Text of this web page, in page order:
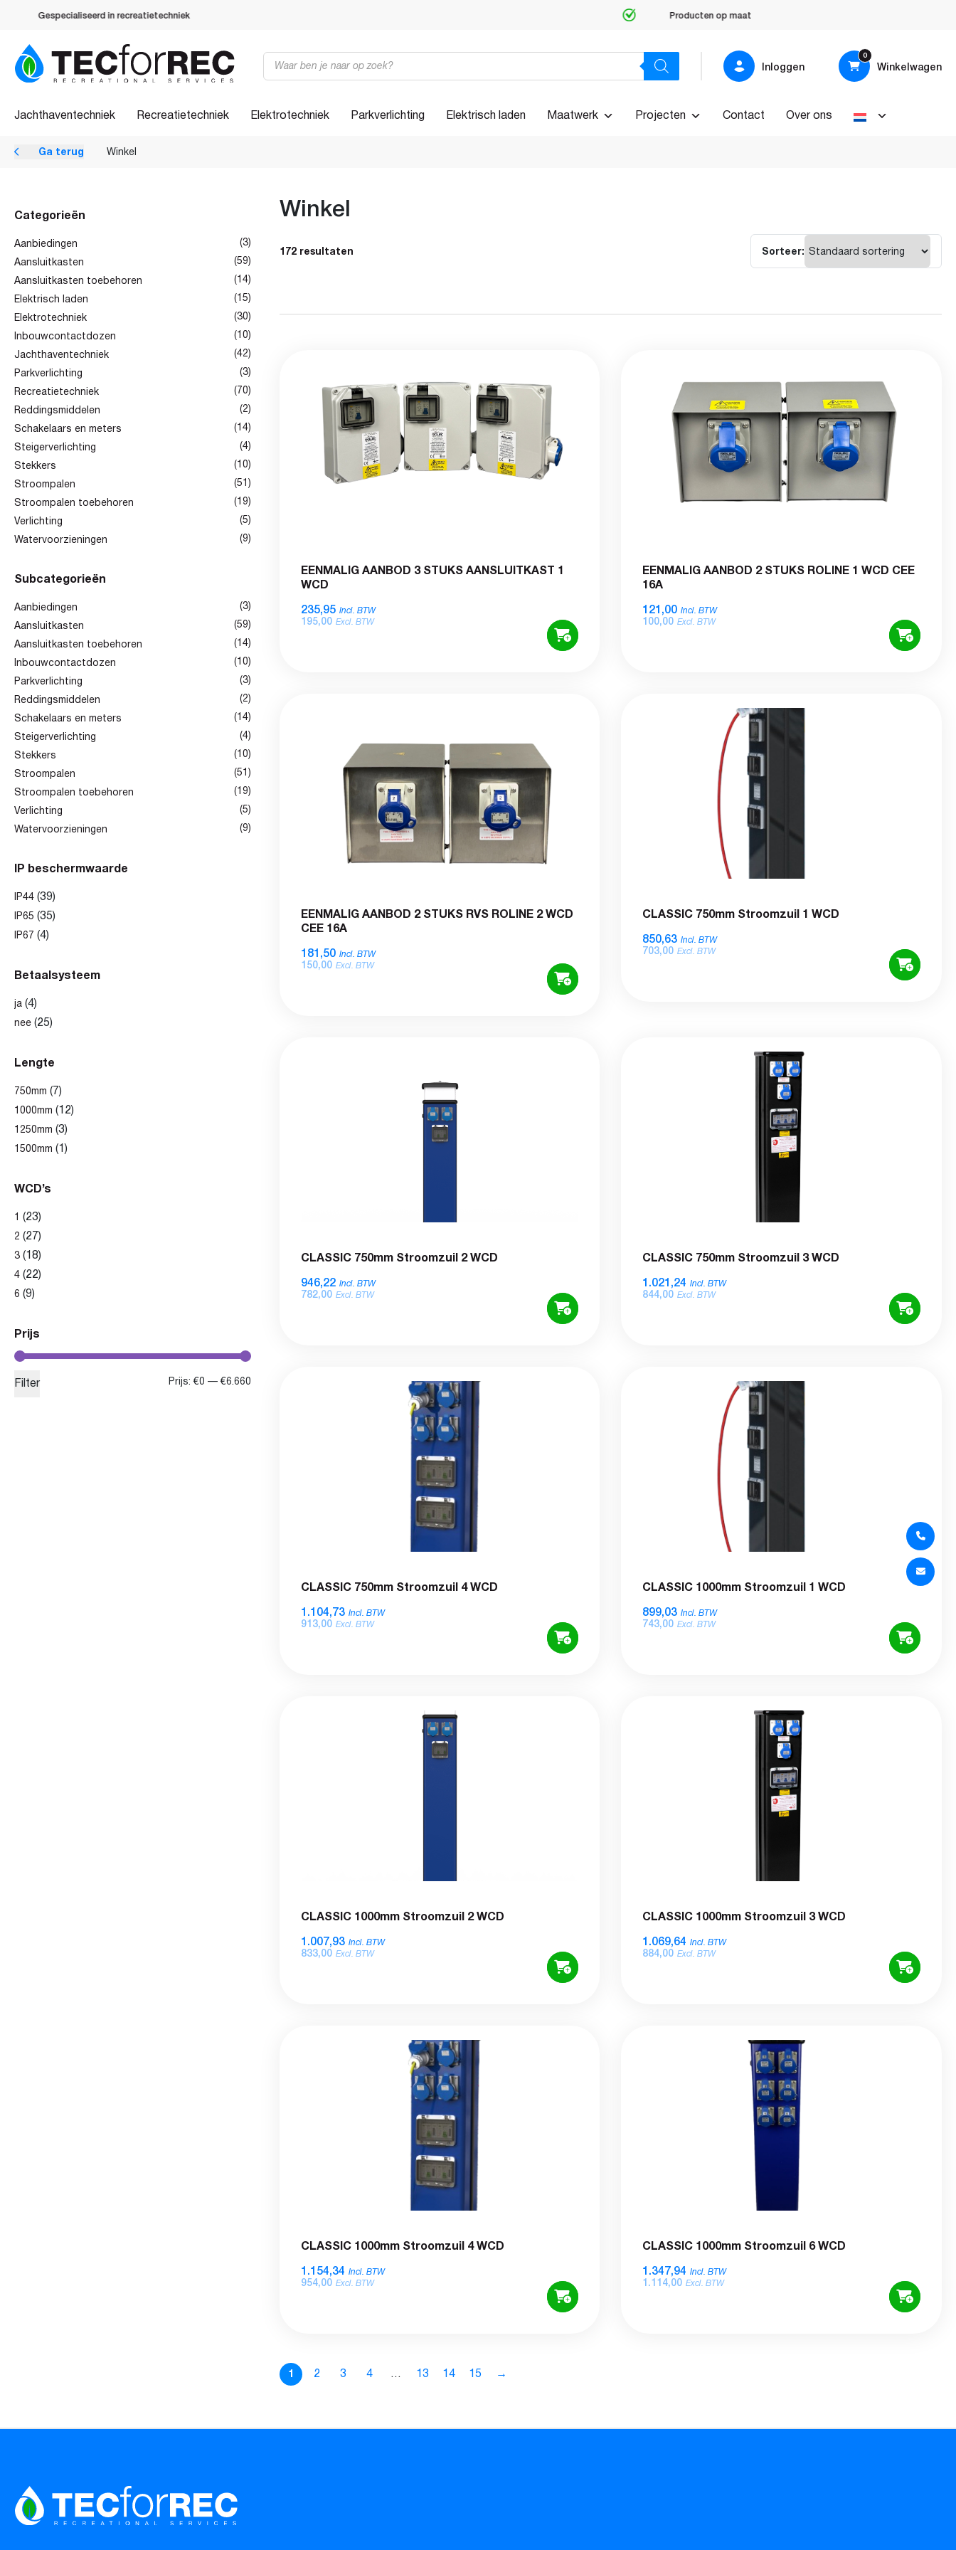
Gespecialiseerd in recreatietechniek Producten op maat
Producten
zoeken Inloggen
0
Winkelwagen
Jachthaventechniek Recreatietechniek Elektrotechniek Parkverlichting Elektrisch laden Maatwerk Projecten Contact Over ons
Ga terug Winkel
Categorieën
Aanbiedingen
(3)
Aansluitkasten
(59)
Aansluitkasten toebehoren
(14)
Elektrisch laden
(15)
Elektrotechniek
(30)
Inbouwcontactdozen
(10)
Jachthaventechniek
(42)
Parkverlichting
(3)
Recreatietechniek
(70)
Reddingsmiddelen
(2)
Schakelaars en meters
(14)
Steigerverlichting
(4)
Stekkers
(10)
Stroompalen
(51)
Stroompalen toebehoren
(19)
Verlichting
(5)
Watervoorzieningen
(9)
Subcategorieën
Aanbiedingen
(3)
Aansluitkasten
(59)
Aansluitkasten toebehoren
(14)
Inbouwcontactdozen
(10)
Parkverlichting
(3)
Reddingsmiddelen
(2)
Schakelaars en meters
(14)
Steigerverlichting
(4)
Stekkers
(10)
Stroompalen
(51)
Stroompalen toebehoren
(19)
Verlichting
(5)
Watervoorzieningen
(9)
IP beschermwaarde
IP44(39)
IP65 (35)
IP67 (4)
Betaalsysteem
ja(4)
nee(25)
Lengte
750mm (7)
1000mm (12)
1250mm (3)
1500mm (1)
WCD’s
1 (23)
2 (27)
3(18)
4(22)
6 (9)
Prijs
Min.
Max.
Filter Prijs: €0 —€6.660
Winkel
172 resultaten Sorteer:
EENMALIG AANBOD 3 STUKS AANSLUITKAST 1
WCD
235,95 Incl. BTW
195,00 Excl. BTW
EENMALIG AANBOD 2 STUKS ROLINE 1 WCD CEE
16A
121,00 Incl. BTW
100,00 Excl. BTW
EENMALIG AANBOD 2 STUKS RVS ROLINE 2 WCD
CEE 16A
181,50 Incl. BTW
150,00 Excl. BTW
CLASSIC 750mm Stroomzuil 1 WCD
850,63 Incl. BTW
703,00 Excl. BTW
CLASSIC 750mm Stroomzuil 2 WCD
946,22 Incl. BTW
782,00 Excl. BTW
CLASSIC 750mm Stroomzuil 3 WCD
1.021,24 Incl. BTW
844,00 Excl. BTW
CLASSIC 750mm Stroomzuil 4 WCD
1.104,73 Incl. BTW
913,00 Excl. BTW
CLASSIC 1000mm Stroomzuil 1 WCD
899,03 Incl. BTW
743,00 Excl. BTW
CLASSIC 1000mm Stroomzuil 2 WCD
1.007,93 Incl. BTW
833,00 Excl. BTW
CLASSIC 1000mm Stroomzuil 3 WCD
1.069,64 Incl. BTW
884,00 Excl. BTW
CLASSIC 1000mm Stroomzuil 4 WCD
1.154,34 Incl. BTW
954,00 Excl. BTW
CLASSIC 1000mm Stroomzuil 6 WCD
1.347,94 Incl. BTW
1.114,00 Excl. BTW
1 2 3 4 … 13 14 15 →